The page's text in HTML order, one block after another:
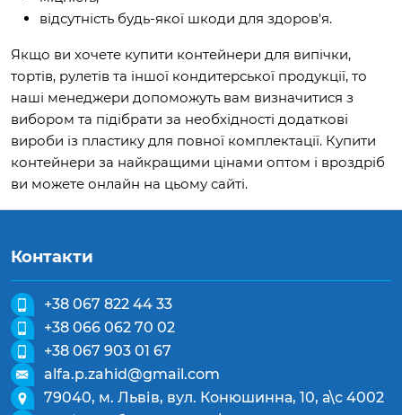
відсутність будь-якої шкоди для здоров'я.
Якщо ви хочете купити контейнери для випічки,
тортів, рулетів та іншої кондитерської продукції, то
наші менеджери допоможуть вам визначитися з
вибором та підібрати за необхідності додаткові
вироби із пластику для повної комплектації. Купити
контейнери за найкращими цінами оптом і вроздріб
ви можете онлайн на цьому сайті.
Контакти
+38 067 822 44 33
+38 066 062 70 02
+38 067 903 01 67
alfa.p.zahid@gmail.com
79040, м. Львів, вул. Конюшинна, 10, а\с 4002